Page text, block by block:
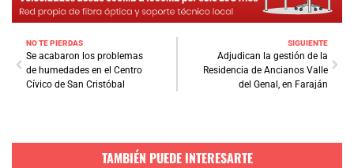
NO TE PIERDAS
Se acabaron los problemas
de humedades en el Centro
Cívico de San Cristóbal
SIGUIENTE
Adjudican la gestión de la
Residencia de Ancianos Valle
del Genal, en Faraján
TAMBIÉN PUEDE INTERESARTE